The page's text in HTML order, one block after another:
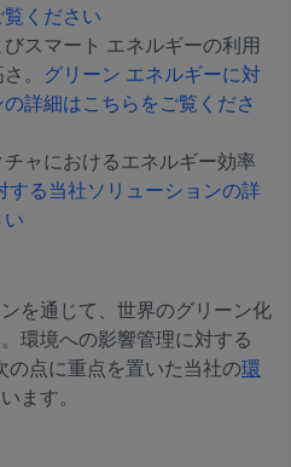
ください
スマート エネルギーの利用
。 グリーン エネルギーに対
詳細はこちらをご覧くださ
ャにおけるエネルギー効率
する当社ソリューションの詳
を通じて、世界のグリーン化
環境への影響管理に対する
点に重点を置いた当社の環
ます。